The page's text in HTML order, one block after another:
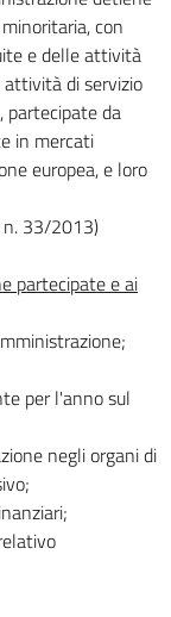
con
e delle attività
di servizio
partecipate da
in mercati
europea, e loro
n. 33/2013)
partecipate e ai
per l'anno sul
negli organi di